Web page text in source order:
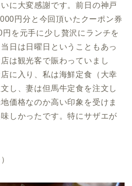
に大変感謝です。前日の神戸
円分と今回頂いたクーポン券
を元手に少し贅沢にランチを
日は日曜日ということもあっ
は観光客で賑わっていまし
に入り、私は海鮮定食（大幸
し、妻は但馬牛定食を注文し
価格なのか高い印象を受けま
しかったです。特にサザエが